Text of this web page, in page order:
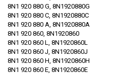
8N1 920 880 G, 8N1920880G
8N1 920 880 C, 8N1920880C
8N1 920 880 A, 8N1920880A
8N1 920 860, 8N1920860
8N1 920 860 L, 8N1920860L
8N1 920 860 J, 8N1920860J
8N1 920 860 H, 8N1920860H
8N1 920 860 E, 8N1920860E